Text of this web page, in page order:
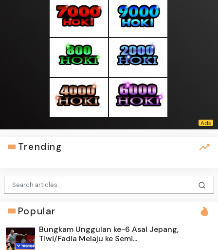
Trending
Popular
Bungkam Unggulan ke-6 Asal Jepang,
Tiwi/Fadia Melaju ke Semi...